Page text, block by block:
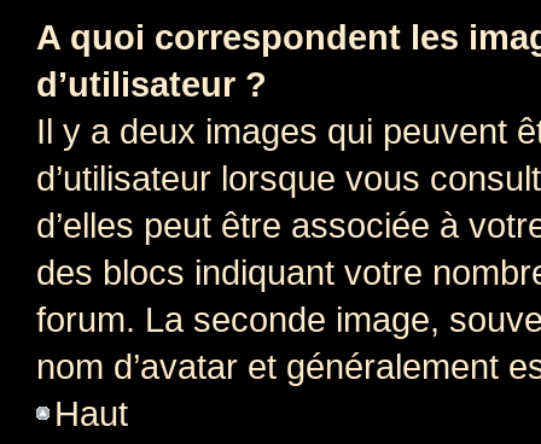
A quoi correspondent les
d’utilisateur ?
Il y a deux images qui peuvent
d’utilisateur lorsque vous
d’elles peut être associée à
des blocs indiquant votre
forum. La seconde image,
nom d’avatar et généralement
Haut